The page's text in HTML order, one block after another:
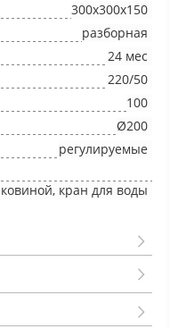
300х300х150
разборная
24 мес
220/50
100
Ø200
регулируемые
кран для воды